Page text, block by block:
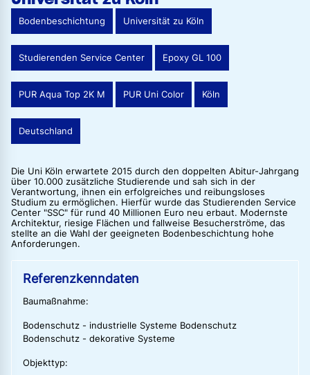
Bodenbeschichtung Universität zu Köln
Studierenden Service Center Epoxy GL 100
PUR Aqua Top 2K M PUR Uni Color Köln
Deutschland
Die Uni Köln erwartete 2015 durch den doppelten Abitur-Jahrgang
über 10.000 zusätzliche Studierende und sah sich in der
Verantwortung, ihnen ein erfolgreiches und reibungsloses
Studium zu ermöglichen. Hierfür wurde das Studierenden Service
Center "SSC" für rund 40 Millionen Euro neu erbaut. Modernste
Architektur, riesige Flächen und fallweise Besucherströme, das
stellte an die Wahl der geeigneten Bodenbeschichtung hohe
Anforderungen.
Referenzkenndaten
Baumaßnahme:
Bodenschutz - industrielle Systeme Bodenschutz
Bodenschutz - dekorative Systeme
Objekttyp: